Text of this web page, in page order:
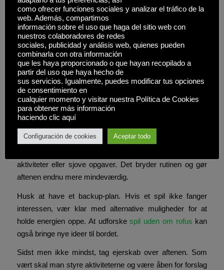
Skab en hyggelig atmosfære. Dæmp belysningen og tænd
nogle stearinlys. Det hjælper med at sætte stemningen.
En god spilleaften kræver også en behagelig pladsering.
Sørg for, at alle har en god plads ved bordet og føler sig
godt tilpas.
Indfør en timer til hvert spil, så der ikke opstår kedelige
lange pauser. Det kan være en sjov udfordring at nå
spillets mål inden for en bestemt tid. Dette tilføjer en lille
spænding og holder alle engageret.
Hvis man ønsker nye udfordringer, kan man overveje at
aktiviteter eller sjove opgaver. Det bryder rutinen og gør
aftenen endnu mere mindeværdig.
Husk at have et backup-plan. Hvis et spil ikke fanger
interessen, vær klar med alternative muligheder for at
holde energien oppe. At udforskespil uden om rofus kan
også bringe nye ideer til bordet.
Sidst men ikke mindst, tag ejerskab over aftenen. Som
vært skal man styre aktiviteterne og være åben for forslag
como ofrecer funciones sociales y analizar el tráfico de la
web. Además, compartimos
información sobre el uso que haga del sitio web con
nuestros colaboradores de redes
sociales, publicidad y análisis web, quienes pueden
combinarla con otra información
que les haya proporcionado o que hayan recopilado a
partir del uso que haya hecho de
sus servicios. Igualmente, puedes modificar tus opciones
de consentimiento en
cualquier momento y visitar nuestra Política de Cookies
para obtener más información
haciendo clic aquí
Configuración de cookies Aceptar todo